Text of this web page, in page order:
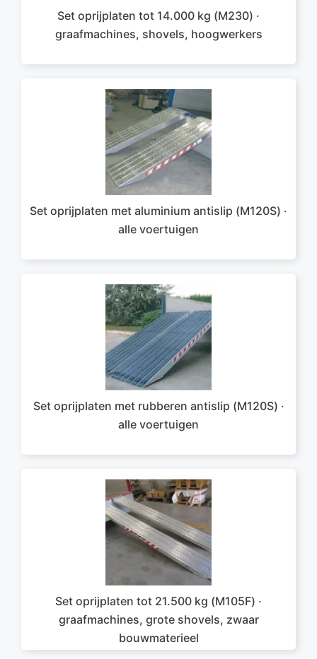
Set oprijplaten tot 14.000 kg (M230) ·
graafmachines, shovels, hoogwerkers
Set oprijplaten met aluminium antislip (M120S) ·
alle voertuigen
Set oprijplaten met rubberen antislip (M120S) ·
alle voertuigen
Set oprijplaten tot 21.500 kg (M105F) ·
graafmachines, grote shovels, zwaar
bouwmaterieel